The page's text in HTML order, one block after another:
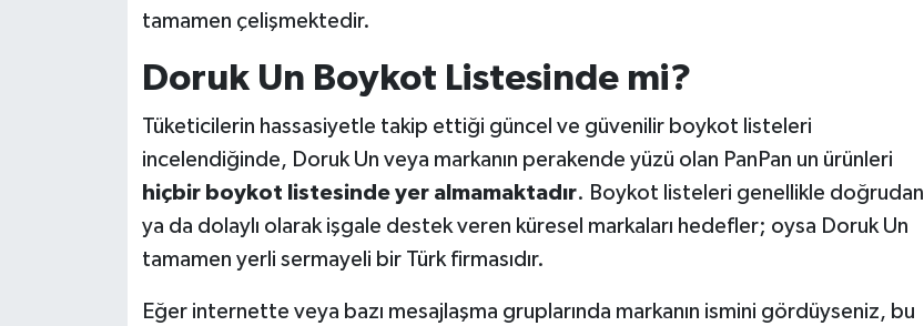
tamamen çelişmektedir.
Doruk Un Boykot Listesinde mi?
Tüketicilerin hassasiyetle takip ettiği güncel ve güvenilir boykot listeleri
incelendiğinde, Doruk Un veya markanın perakende yüzü olan PanPan un ürünleri
hiçbir boykot listesinde yer almamaktadır. Boykot listeleri genellikle doğrudan
ya da dolaylı olarak işgale destek veren küresel markaları hedefler; oysa Doruk Un
tamamen yerli sermayeli bir Türk firmasıdır.
Eğer internette veya bazı mesajlaşma gruplarında markanın ismini gördüyseniz, bu